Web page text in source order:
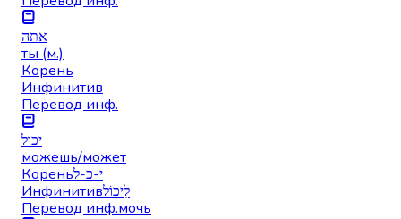
אתה
ты (м.)
Корень
Инфинитив
Перевод инф.
יכול
можешь/может
Кореньי-כ-ל
Инфинитивלִיכוֹל
Перевод инф.мочь